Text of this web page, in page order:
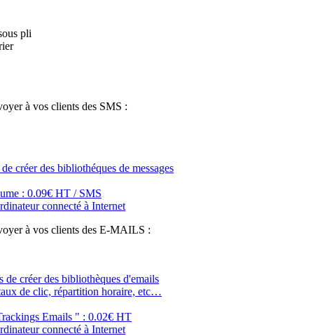
pli
à vos clients des SMS :
créer des bibliothéques de messages
: 0.09€ HT / SMS
connecté à Internet
à vos clients des E-MAILS :
créer des bibliothèques d'emails
de clic, répartition horaire, etc…
Emails " : 0.02€ HT
connecté à Internet